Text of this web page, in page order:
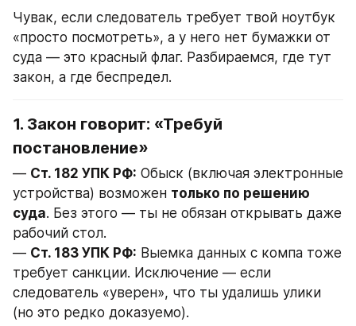
Чувак, если следователь требует твой ноутбук
«просто посмотреть», а у него нет бумажки от
суда — это красный флаг. Разбираемся, где тут
закон, а где беспредел.
1. Закон говорит: «Требуй
постановление»
— Ст. 182 УПК РФ: Обыск (включая электронные
устройства) возможен только по решению
суда. Без этого — ты не обязан открывать даже
рабочий стол.
— Ст. 183 УПК РФ: Выемка данных с компа тоже
требует санкции. Исключение — если
следователь «уверен», что ты удалишь улики
(но это редко доказуемо).